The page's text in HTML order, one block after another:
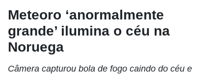
Meteoro ‘anormalmente
grande’ ilumina o céu na
Noruega
Câmera capturou bola de fogo caindo do céu e